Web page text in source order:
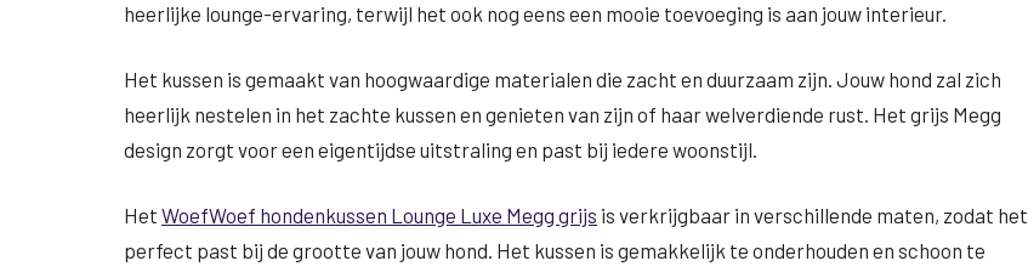
heerlijke lounge-ervaring, terwijl het ook nog eens een mooie toevoeging is aan jouw interieur.
Het kussen is gemaakt van hoogwaardige materialen die zacht en duurzaam zijn. Jouw hond zal zich
heerlijk nestelen in het zachte kussen en genieten van zijn of haar welverdiende rust. Het grijs Megg
design zorgt voor een eigentijdse uitstraling en past bij iedere woonstijl.
Het WoefWoef hondenkussen Lounge Luxe Megg grijs is verkrijgbaar in verschillende maten, zodat het
perfect past bij de grootte van jouw hond. Het kussen is gemakkelijk te onderhouden en schoon te